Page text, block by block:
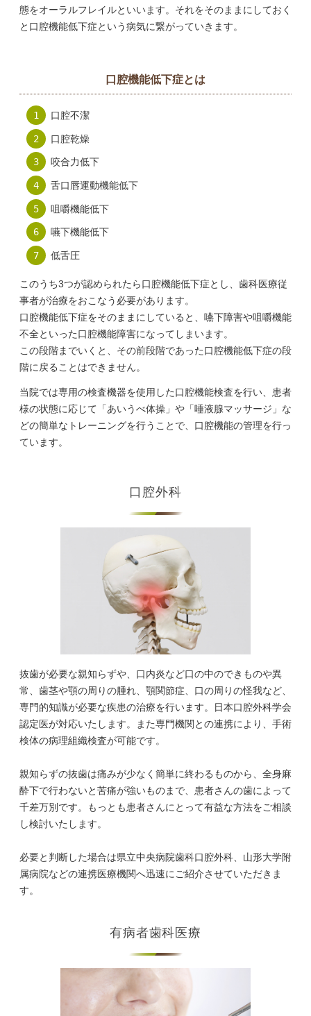
態をオーラルフレイルといいます。それをそのままにしておく
と口腔機能低下症という病気に繋がっていきます。
口腔機能低下症とは
口腔不潔
口腔乾燥
咬合力低下
舌口唇運動機能低下
咀嚼機能低下
嚥下機能低下
低舌圧
このうち3つが認められたら口腔機能低下症とし、歯科医療従
事者が治療をおこなう必要があります。
口腔機能低下症をそのままにしていると、嚥下障害や咀嚼機能
不全といった口腔機能障害になってしまいます。
この段階までいくと、その前段階であった口腔機能低下症の段
階に戻ることはできません。
当院では専用の検査機器を使用した口腔機能検査を行い、患者
様の状態に応じて「あいうべ体操」や「唾液腺マッサージ」な
どの簡単なトレーニングを行うことで、口腔機能の管理を行っ
ています。
口腔外科
抜歯が必要な親知らずや、口内炎など口の中のできものや異
常、歯茎や顎の周りの腫れ、顎関節症、口の周りの怪我など、
専門的知識が必要な疾患の治療を行います。日本口腔外科学会
認定医が対応いたします。また専門機関との連携により、手術
検体の病理組織検査が可能です。
親知らずの抜歯は痛みが少なく簡単に終わるものから、全身麻
酔下で行わないと苦痛が強いものまで、患者さんの歯によって
千差万別です。もっとも患者さんにとって有益な方法をご相談
し検討いたします。
必要と判断した場合は県立中央病院歯科口腔外科、山形大学附
属病院などの連携医療機関へ迅速にご紹介させていただきま
す。
有病者歯科医療